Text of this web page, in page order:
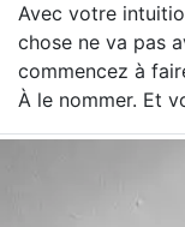
Avec votre
chose ne va pas
commencez à
À le nommer. Et